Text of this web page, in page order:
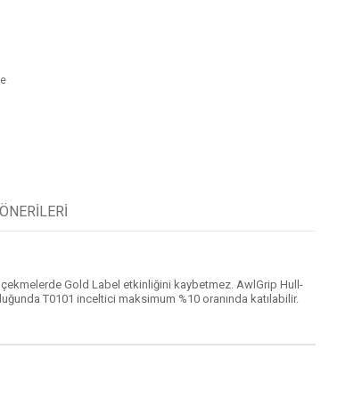
Gold Label etkinliğini kaybetmez. AwlGrip Hull-
T0101 inceltici maksimum %10 oranında katılabilir.